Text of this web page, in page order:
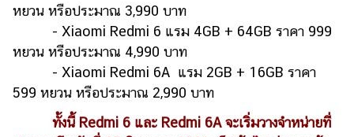
หยวน หรือประมาณ 3,990 บาท
- Xiaomi Redmi 6 แรม 4GB + 64GB ราคา 999
หยวน หรือประมาณ 4,990 บาท
- Xiaomi Redmi 6A แรม 2GB + 16GB ราคา
599 หยวน หรือประมาณ 2,990 บาท
ทั้งนี้ Redmi 6 และ Redmi 6A จะเริ่มวางจำหน่ายที่